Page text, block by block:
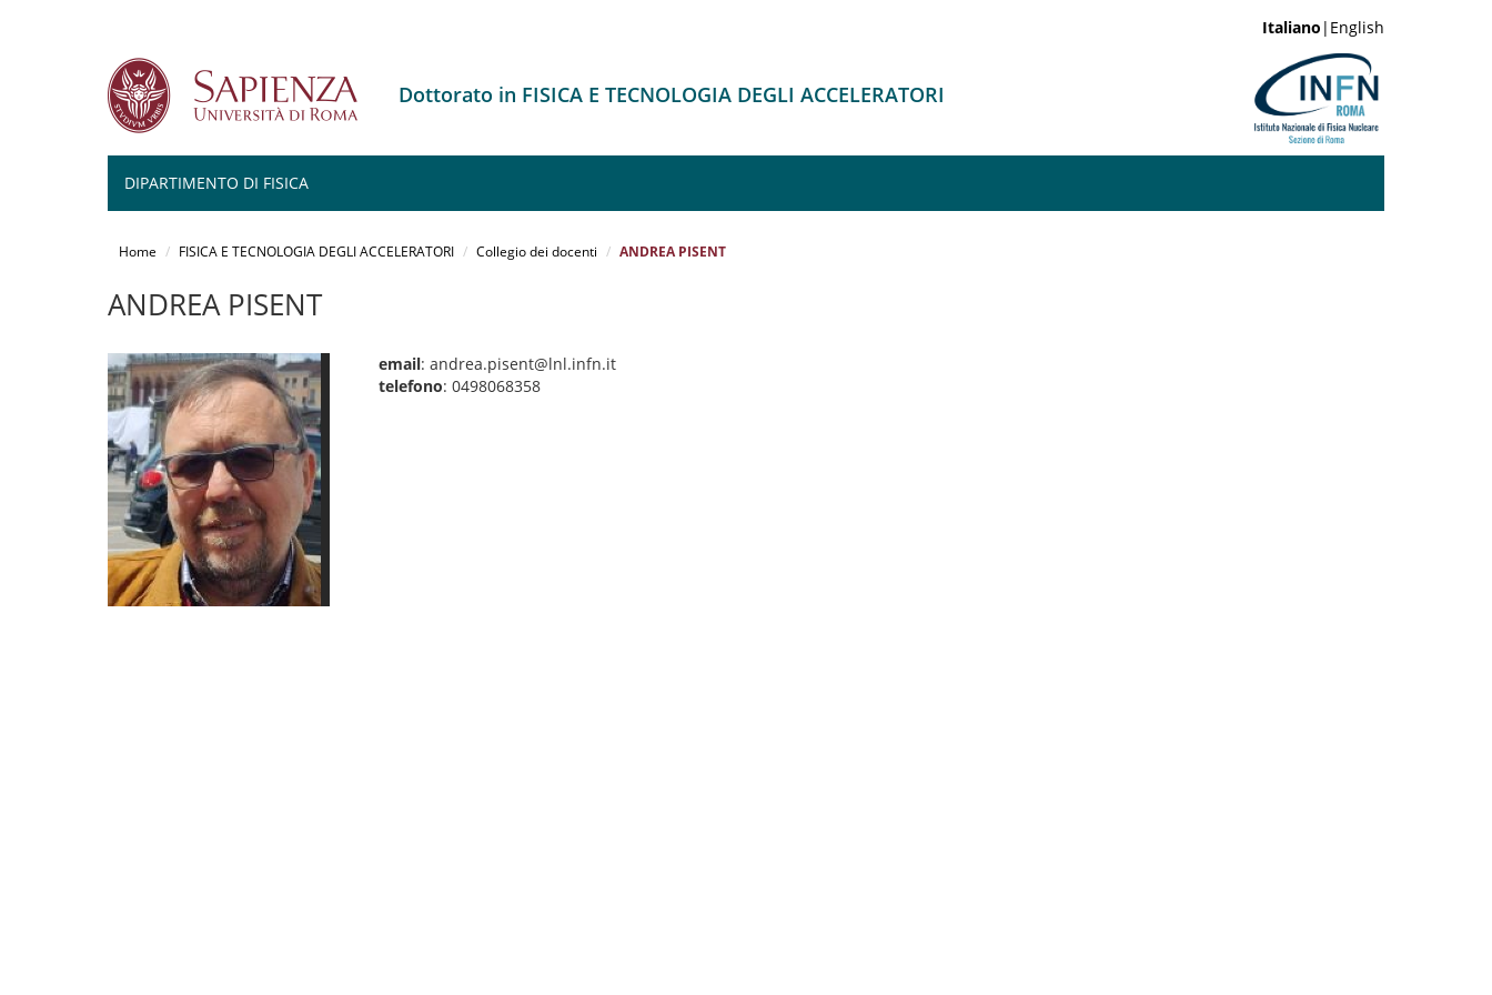
Italiano |English
Dottorato in FISICA E TECNOLOGIA DEGLI ACCELERATORI
DIPARTIMENTO DI FISICA
Home FISICA E TECNOLOGIA DEGLI ACCELERATORI Collegio dei docenti ANDREA PISENT
ANDREA PISENT
email: andrea.pisent@lnl.infn.it
telefono: 0498068358